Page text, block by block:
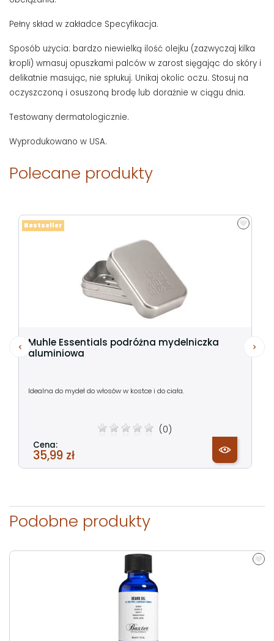
Pełny skład w zakładce Specyfikacja.
Sposób użycia: bardzo niewielką ilość olejku (zazwyczaj kilka
kropli) wmasuj opuszkami palców w zarost sięgając do skóry i
delikatnie masując, nie spłukuj. Unikaj okolic oczu. Stosuj na
oczyszczoną i osuszoną brodę lub doraźnie w ciągu dnia.
Testowany dermatologicznie.
Wyprodukowano w USA.
Polecane produkty
Muhle Essentials podróżna mydelniczka
aluminiowa
Idealna do mydeł do włosów w kostce i do ciała.
(0)
Cena:
35,99 zł
Bestseller
Podobne produkty